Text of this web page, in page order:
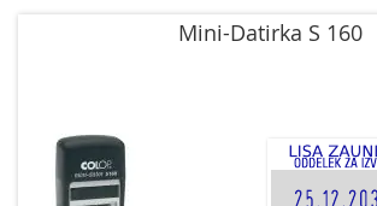
Mini-Datirka S 160